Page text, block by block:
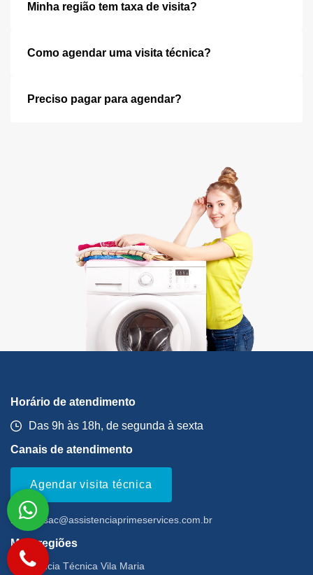
Minha região tem taxa de visita?
Como agendar uma visita técnica?
Preciso pagar para agendar?
Horário de atendimento
Das 9h às 18h, de segunda à sexta
Canais de atendimento
Agendar visita técnica
Email: sac@assistenciaprimeservices.com.br
Mais regiões
Assistência Técnica Vila Maria